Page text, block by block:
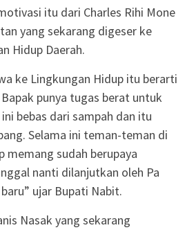
itu dari Charles Rihi Mone
yang sekarang digeser ke
Hidup Daerah.
ke Lingkungan Hidup itu berarti
punya tugas berat untuk
bebas dari sampah dan itu
Selama ini teman-teman di
memang sudah berupaya
nanti dilanjutkan oleh Pa
ujar Bupati Nabit.
Nasak yang sekarang